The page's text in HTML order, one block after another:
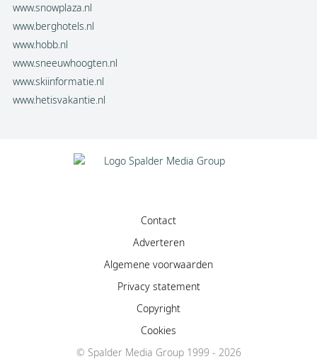
www.snowplaza.nl
www.berghotels.nl
www.hobb.nl
www.sneeuwhoogten.nl
www.skiinformatie.nl
www.hetisvakantie.nl
Contact
Adverteren
Algemene voorwaarden
Privacy statement
Copyright
Cookies
© Spalder Media Group 1999 - 2026